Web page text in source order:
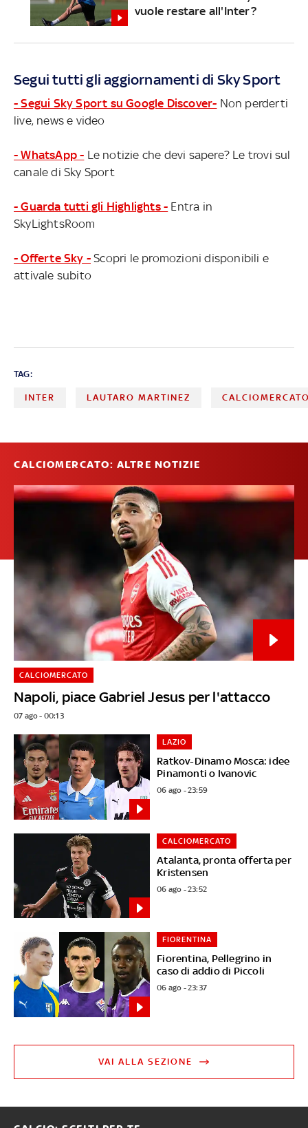
vuole restare all'Inter?
Segui tutti gli aggiornamenti di Sky Sport
- Segui Sky Sport su Google Discover- Non perderti
live, news e video
- WhatsApp - Le notizie che devi sapere? Le trovi sul
canale di Sky Sport
- Guarda tutti gli Highlights - Entra in
SkyLightsRoom
- Offerte Sky - Scopri le promozioni disponibili e
attivale subito
TAG:
INTER LAUTARO MARTINEZ
CALCIOMERCATO: ALTRE NOTIZIE
Napoli, piace Gabriel Jesus per l'attacco
CALCIOMERCATO
07 ago - 00:13
Ratkov-Dinamo Mosca: idee
Pinamonti o Ivanovic
LAZIO
06 ago - 23:59
Atalanta, pronta offerta per
Kristensen
CALCIOMERCATO
06 ago - 23:52
Fiorentina, Pellegrino in
caso di addio di Piccoli
FIORENTINA
06 ago - 23:37
VAI ALLA SEZIONE